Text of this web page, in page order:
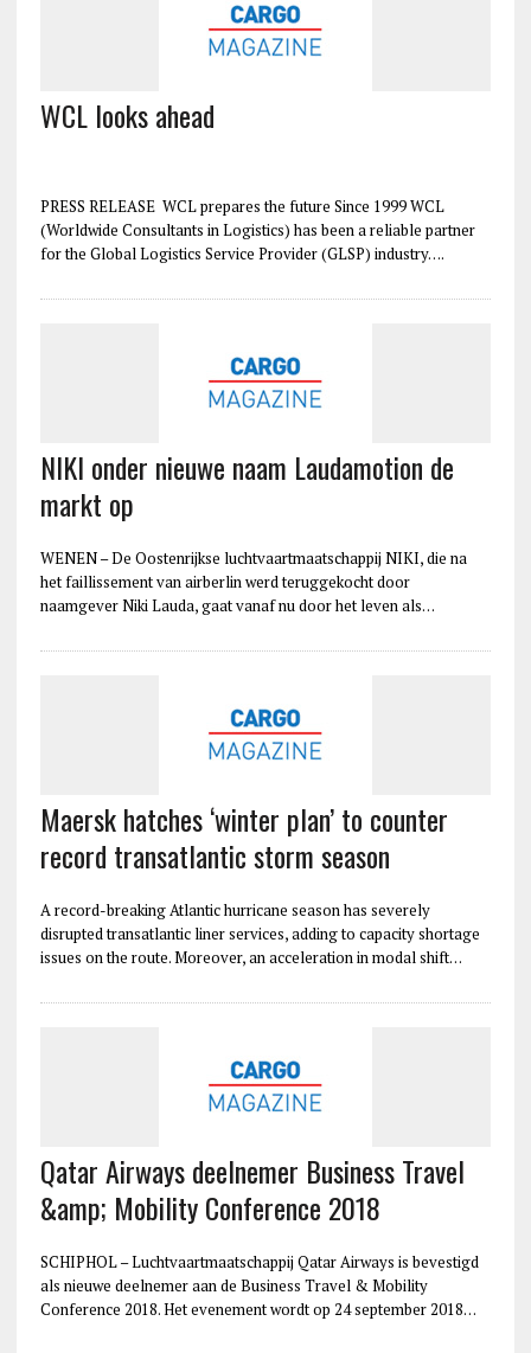
WCL looks ahead
PRESS RELEASE WCL prepares the future Since 1999 WCL
(Worldwide Consultants in Logistics) has been a reliable partner
for the Global Logistics Service Provider (GLSP) industry….
NIKI onder nieuwe naam Laudamotion de
markt op
WENEN – De Oostenrijkse luchtvaartmaatschappij NIKI, die na
het faillissement van airberlin werd teruggekocht door
naamgever Niki Lauda, gaat vanaf nu door het leven als…
Maersk hatches ‘winter plan’ to counter
record transatlantic storm season
A record-breaking Atlantic hurricane season has severely
disrupted transatlantic liner services, adding to capacity shortage
issues on the route. Moreover, an acceleration in modal shift…
Qatar Airways deelnemer Business Travel
&amp; Mobility Conference 2018
SCHIPHOL – Luchtvaartmaatschappij Qatar Airways is bevestigd
als nieuwe deelnemer aan de Business Travel & Mobility
Conference 2018. Het evenement wordt op 24 september 2018…